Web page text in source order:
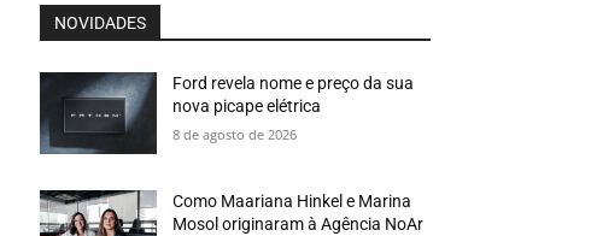
NOVIDADES
Ford revela nome e preço da sua
nova picape elétrica
8 de agosto de 2026
Como Maariana Hinkel e Marina
Mosol originaram à Agência NoAr